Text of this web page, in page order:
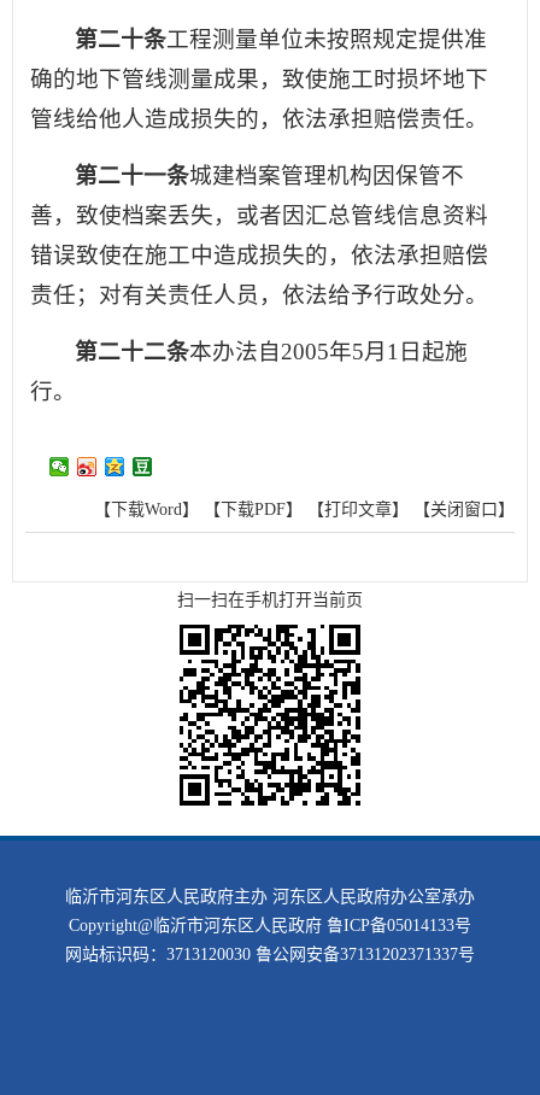
第二十条工程测量单位未按照规定提供准
确的地下管线测量成果，致使施工时损坏地下
管线给他人造成损失的，依法承担赔偿责任。
第二十一条城建档案管理机构因保管不
善，致使档案丢失，或者因汇总管线信息资料
错误致使在施工中造成损失的，依法承担赔偿
责任；对有关责任人员，依法给予行政处分。
第二十二条本办法自2005年5月1日起施
行。
【下载Word】 【下载PDF】 【打印文章】 【关闭窗口】
扫一扫在手机打开当前页
临沂市河东区人民政府主办 河东区人民政府办公室承办
Copyright@临沂市河东区人民政府 鲁ICP备05014133号
网站标识码：3713120030 鲁公网安备37131202371337号